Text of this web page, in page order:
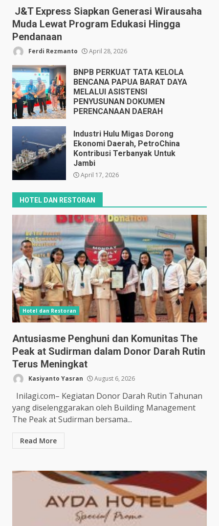
J&T Express Siapkan Generasi Wirausaha
Muda Lewat Program Edukasi Hingga
Pendanaan
Ferdi Rezmanto April 28, 2026
BNPB PERKUAT TATA KELOLA
BENCANA PAPUA BARAT DAYA
MELALUI ASISTENSI
PENYUSUNAN DOKUMEN
PERENCANAAN DAERAH
Industri Hulu Migas Dorong
Ekonomi Daerah, PetroChina
Kontribusi Terbanyak Untuk
Jambi
April 17, 2026
HOTEL DAN RESTORAN
Hotel dan Restoran
Antusiasme Penghuni dan Komunitas The
Peak at Sudirman dalam Donor Darah Rutin
Terus Meningkat
Kasiyanto Yasran August 6, 2026
Inilagi.com– Kegiatan Donor Darah Rutin Tahunan
yang diselenggarakan oleh Building Management
The Peak at Sudirman bersama...
Read More